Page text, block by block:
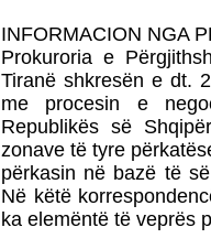
INFORMACION NGA
Prokuroria e
Tiranë shkresën e dt.
me procesin e
Republikës së
zonave të tyre
përkasin në bazë të
Në këtë
ka elemëntë të veprës